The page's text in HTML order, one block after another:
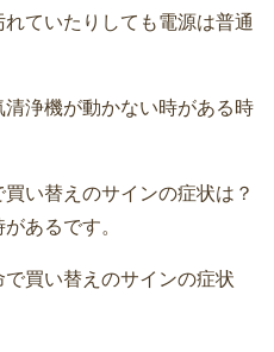
ていたりしても電源は普通
浄機が動かない時がある時
い替えのサインの症状は？
あるです。
買い替えのサインの症状